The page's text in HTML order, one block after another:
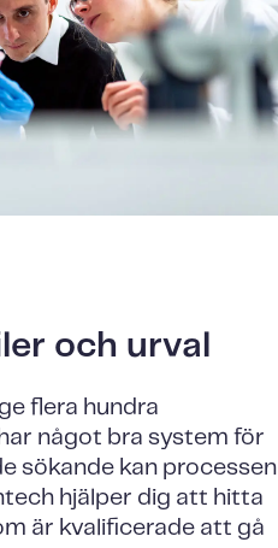
och urval
flera hundra
något bra system för
sökande kan processen
hjälper dig att hitta
är kvalificerade att gå